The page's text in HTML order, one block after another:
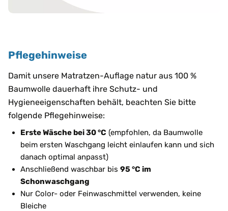
Pflegehinweise
Damit unsere Matratzen-Auflage natur aus 100 %
Baumwolle dauerhaft ihre Schutz- und
Hygieneeigenschaften behält, beachten Sie bitte
folgende Pflegehinweise:
Erste Wäsche bei 30 °C (empfohlen, da Baumwolle
beim ersten Waschgang leicht einlaufen kann und sich
danach optimal anpasst)
Anschließend waschbar bis 95 °C im
Schonwaschgang
Nur Color- oder Feinwaschmittel verwenden, keine
Bleiche